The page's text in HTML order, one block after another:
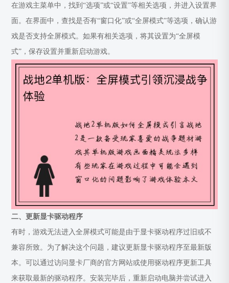
在游戏主菜单中，找到“选项”或“设置”等相关选项，并进入设置界
面。在界面中，查找是否有“窗口化”或“全屏模式”等选项，确认游
戏是否支持全屏模式。如果有相关选项，将其设置为“全屏模
式”，保存设置并重新启动游戏。
二、更新显卡驱动程序
有时，游戏无法进入全屏模式可能是由于显卡驱动程序过旧或不
兼容所致。为了解决这个问题，建议更新显卡驱动程序至最新版
本。可以通过访问显卡厂商的官方网站或使用驱动程序更新工具
来获取最新的驱动程序。安装完毕后，重新启动电脑并尝试进入